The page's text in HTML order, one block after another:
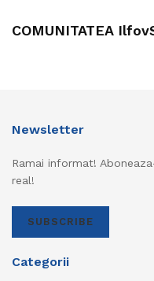
COMUNITATEA
Newsletter
Ramai informat!
real!
SUBSCRIBE
Categorii